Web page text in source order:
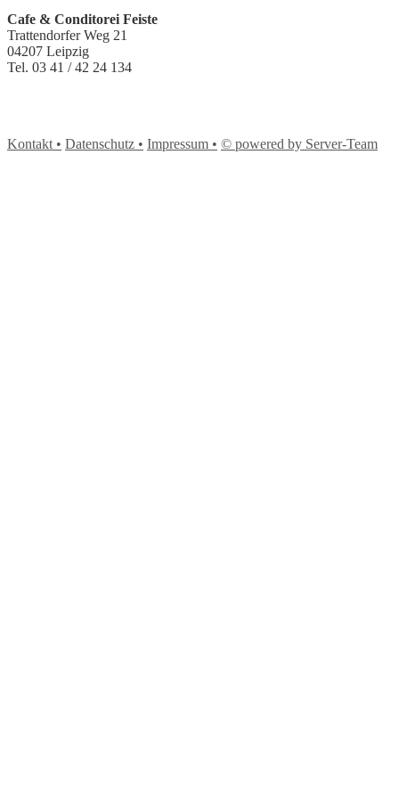
Cafe & Conditorei Feiste
Trattendorfer Weg 21
04207 Leipzig
Tel. 03 41 / 42 24 134
Kontakt • Datenschutz • Impressum • © powered by Server-Team